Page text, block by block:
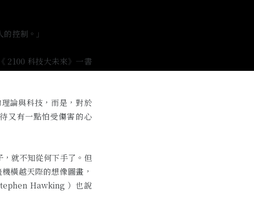
控制。」
2100 科技大未來》一書
論與科技，而是，對於
又有一點怕受傷害的心
就不知從何下手了。但
橫越天際的想像圖畫，
Hawking ）也說